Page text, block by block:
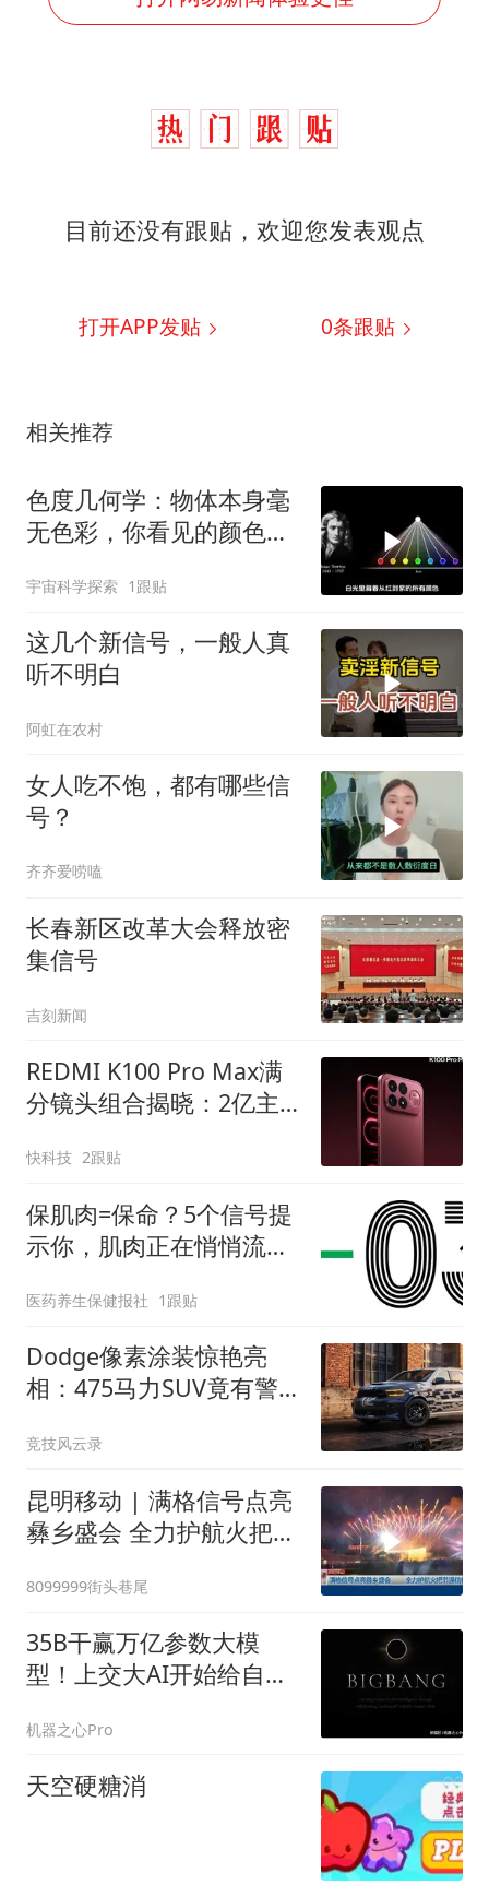
目前还没有跟贴，欢迎您发表观点
打开APP发贴 0条跟贴
相关推荐
色度几何学：物体本身毫
无色彩，你看见的颜色只
宇宙科学探索 1跟贴
这几个新信号，一般人真
听不明白
阿虹在农村
女人吃不饱，都有哪些信
号？
齐齐爱唠嗑
长春新区改革大会释放密
集信号
吉刻新闻
REDMI K100 Pro Max满
分镜头组合揭晓：2亿主
广角
快科技 2跟贴
保肌肉=保命？5个信号提
示你，肌肉正在悄悄流
医药养生保健报社 1跟贴
Dodge像素涂装惊艳亮
相：475马力SUV竟有警
竞技风云录
昆明移动 | 满格信号点亮
彝乡盛会 全力护航火把节
8099999街头巷尾
35B干赢万亿参数大模
型！上交大AI开始给自己
机器之心Pro
天空硬糖消